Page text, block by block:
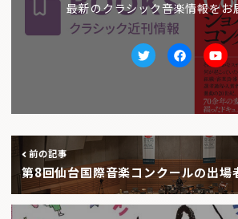
最新のクラシック音楽情報をお
Twitterfacebook
前の記事
第8回仙台国際音楽コンクールの出場